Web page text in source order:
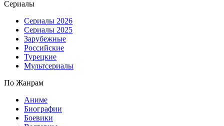
Сериалы
Сериалы 2026
Сериалы 2025
Зарубежные
Российские
Турецкие
Мультсериалы
По Жанрам
Аниме
Биографии
Боевики